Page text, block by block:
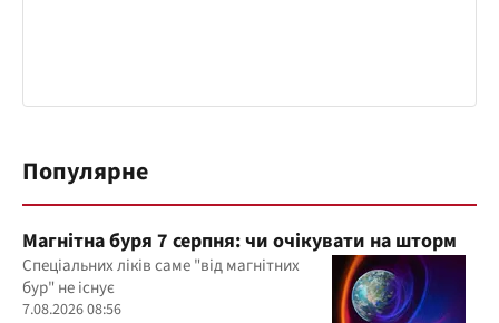
Популярне
Магнітна буря 7 серпня: чи очікувати на шторм
Спеціальних ліків саме "від магнітних
бур" не існує
7.08.2026 08:56